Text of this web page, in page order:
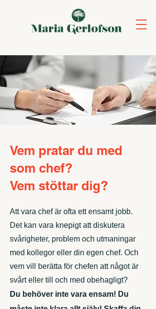
Vem pratar du med
som chef?
Vem stöttar dig?
Att vara chef är ofta ett ensamt jobb.
Det kan vara knepigt att diskutera
svårigheter, problem och utmaningar
med kollegor eller din egen chef. Och
vem vill berätta för chefen att något är
svårt eller till och med obehagligt?
Du behöver inte vara ensam! Du